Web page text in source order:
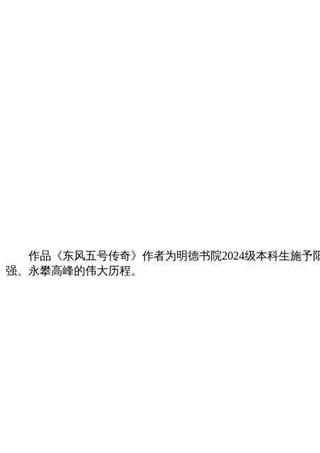
作品《东风五号传奇》作者为明德书院2024级本科生施
强、永攀高峰的伟大历程。